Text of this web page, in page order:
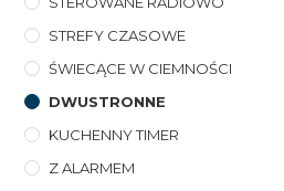
STREFY CZASOWE
ŚWIECĄCE W CIEMNOŚCI
DWUSTRONNE
KUCHENNY TIMER
Z ALARMEM